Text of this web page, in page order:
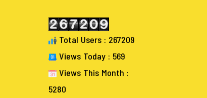
Total Users : 267209
Views Today : 569
Views This Month :
5280